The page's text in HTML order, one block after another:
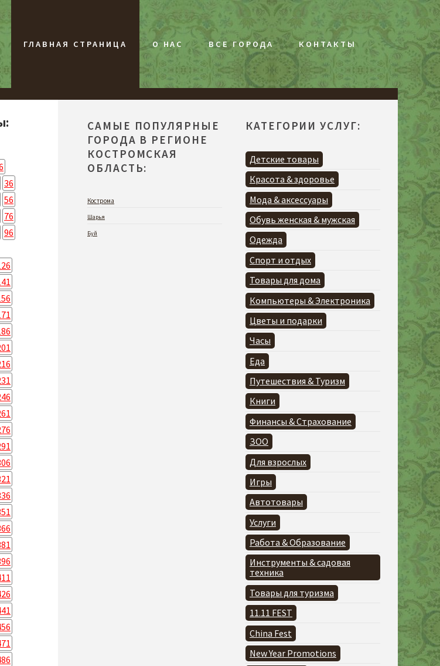
ГЛАВНАЯ СТРАНИЦА О НАС ВСЕ ГОРОДА КОНТАКТЫ
36
56
76
96
САМЫЕ ПОПУЛЯРНЫЕ
ГОРОДА В РЕГИОНЕ
КОСТРОМСКАЯ
ОБЛАСТЬ:
Кострома
Шарья
Буй
КАТЕГОРИИ УСЛУГ:
Детские товары
Красота & здоровье
Мода & аксессуары
Обувь женская & мужская
Одежда
Спорт и отдых
Товары для дома
Компьютеры & Электроника
Цветы и подарки
Часы
Еда
Путешествия & Туризм
Книги
Финансы & Страхование
ЗОО
Для взрослых
Игры
Автотовары
Услуги
Работа & Образование
Инструменты & садовая
техника
Товары для туризма
11.11 FEST
China Fest
New Year Promotions